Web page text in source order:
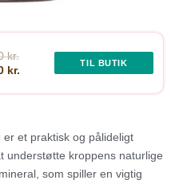
kr.
kr.
TIL BUTIK
et praktisk og pålideligt
understøtte kroppens naturlige
som spiller en vigtig